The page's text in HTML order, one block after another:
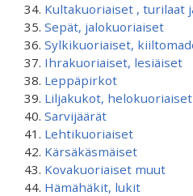
Kultakuoriaiset , turilaat
Sepät, jalokuoriaiset
Sylkikuoriaiset,
Ihrakuoriaiset, lesiäiset
Leppäpirkot
Liljakukot,
Sarvijäärät
Lehtikuoriaiset
Kärsäkäsmäiset
Kovakuoriaiset muut
Hämähäkit, lukit